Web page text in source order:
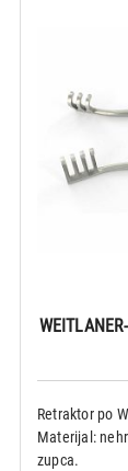
Retraktor po
Materijal:
zupca.